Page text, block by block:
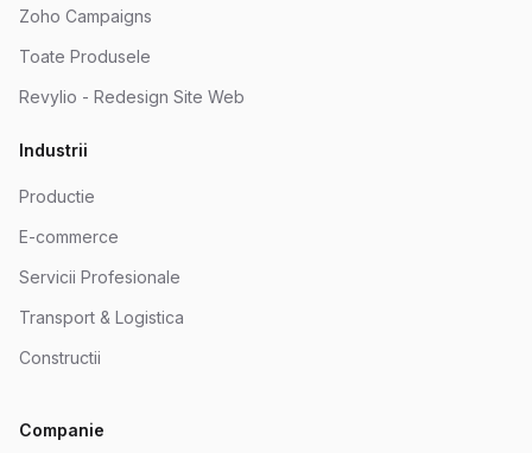
Zoho Campaigns
Toate Produsele
Revylio - Redesign Site Web
Industrii
Productie
E-commerce
Servicii Profesionale
Transport & Logistica
Constructii
Companie